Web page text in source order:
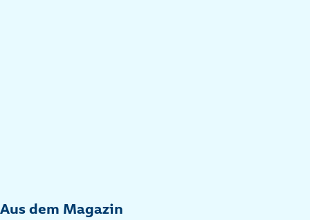
Aus dem Magazin